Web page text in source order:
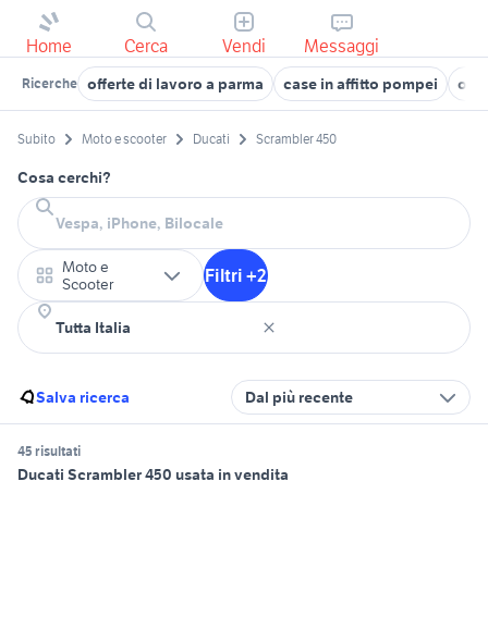
Home Cerca Vendi Messaggi
Ricerche offerte di lavoro a parma case in affitto pompei
Subito Moto e scooter Ducati Scrambler 450
Cosa cerchi?
Moto e
Scooter
Filtri +2
Salva ricerca Dal più recente
45 risultati
Ducati Scrambler 450 usata in vendita